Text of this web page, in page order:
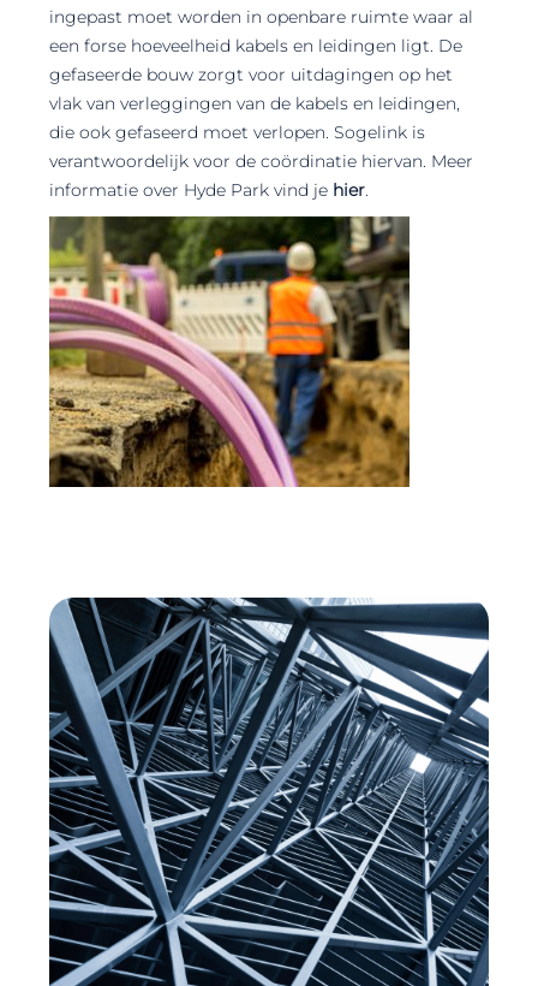
ingepast moet worden in openbare ruimte waar al
een forse hoeveelheid kabels en leidingen ligt. De
gefaseerde bouw zorgt voor uitdagingen op het
vlak van verleggingen van de kabels en leidingen,
die ook gefaseerd moet verlopen. Sogelink is
verantwoordelijk voor de coördinatie hiervan. Meer
informatie over Hyde Park vind je hier.